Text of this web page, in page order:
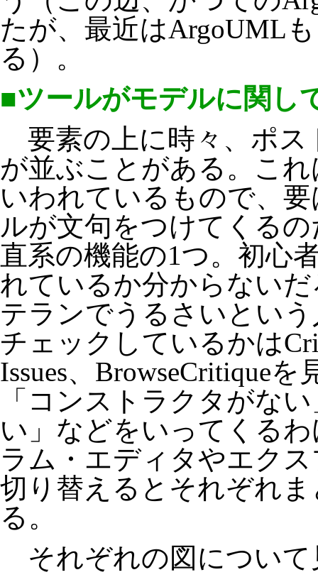
たが、最近はArgoUML
る）。
■ツールがモデルに関し
要素の上に時々、ポス
が並ぶことがある。こ
いわれているもので、
ルが文句をつけてくる
直系の機能の1つ。初心
れているか分からない
テランでうるさいとい
チェックしているかは
Issues、BrowseCritique
「コンストラクタがな
い」などをいってくる
ラム・エディタやエク
切り替えるとそれぞれ
る。
それぞれの図について